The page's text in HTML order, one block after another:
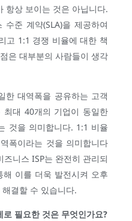
항상 보이는 것은 아닙니다.
준 계약(SLA)을 제공하여
고 1:1 경쟁 비율에 대한 책
은 대부분의 사람들이 생각
한 대역폭을 공유하는 고객
대 40개의 기업이 동일한
것을 의미합니다. 1:1 비율
폭이라는 것을 의미합니다
니스 ISP는 완전히 관리되
이를 더욱 발전시켜 오후
결할 수 있습니다.
로 필요한 것은 무엇인가요?